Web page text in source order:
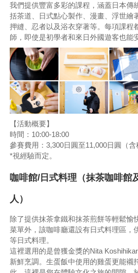
我們提供豐富多彩的課程，涵蓋日本傳
括茶道、日式點心製作、漫畫、浮世繪
押縫、忍者以及浴衣穿著等。每項課程
師，即使是初學者和來日外國遊客也能
【活動概要】
時間：10:00-18:00
參賽費用：3,300日圓至11,000日圓（含
*視經驗而定。
咖啡館/日式料理（抹茶咖啡館
人）
除了提供抹茶拿鐵和抹茶煎餅等輕鬆愉
菜單外，該咖啡廳還設有日式料理區，
等日式料理。
這裡選用的是曾獲金獎的Nita
新鮮烹調。生蛋飯中使用的雞蛋更能襯